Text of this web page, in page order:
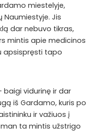
miestelyje,
Naumiestyje. Jis
dar nebuvo tikras,
mintis apie medicinos
apsispręsti tapo
baigi vidurinę ir dar
iš Gardamo, kuris po
ir važiuos į
ta mintis užstrigo